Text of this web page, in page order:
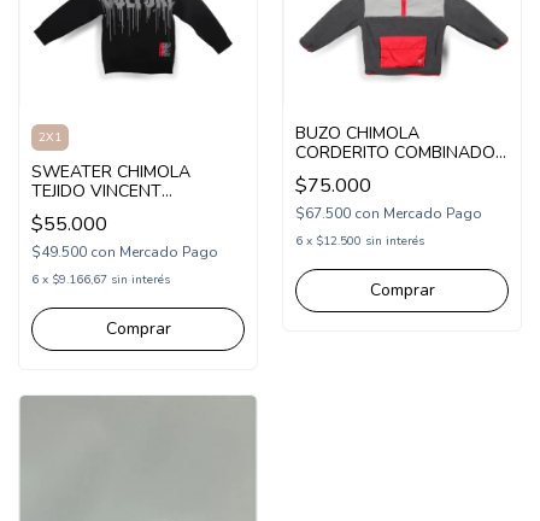
2X1
SWEATER CHIMOLA
TEJIDO VINCENT
(CH26KN3)
$55.000
$49.500 con Mercado Pago
6 x $9.166,67 sin interés
Comprar
BUZO CHIMOLA
CORDERITO COMBINADO
JASPER (CH26SW23)
$75.000
$67.500 con Mercado Pago
6 x $12.500 sin interés
Comprar